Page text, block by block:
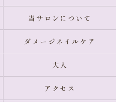
当サロンについて
ダメージネイルケア
大人
アクセス